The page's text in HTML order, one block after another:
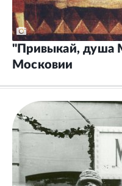
"Привыкай, душа
Московии